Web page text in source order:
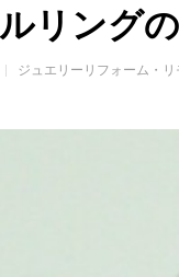
リング
ジュエリーリフォーム・リ